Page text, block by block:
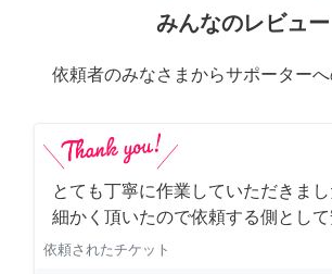
みんなのレビュー
依頼者のみなさまからサポーター
とても丁寧に作業していただきま
細かく頂いたので依頼する側として
依頼されたチケット